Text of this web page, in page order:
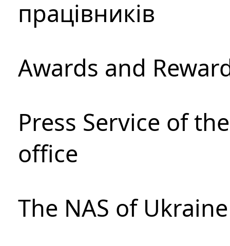
працівників
Awards and
Press Service of
office
The NAS of